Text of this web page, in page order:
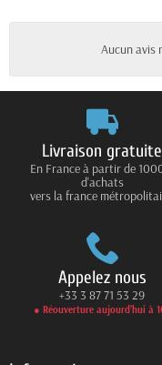
Aucun avis
Livraison gratuite
En France à partir de
d'achats
vers la france
Appelez nous
+33 3 87 71 53 29
● Réouverture aujourd’hui à